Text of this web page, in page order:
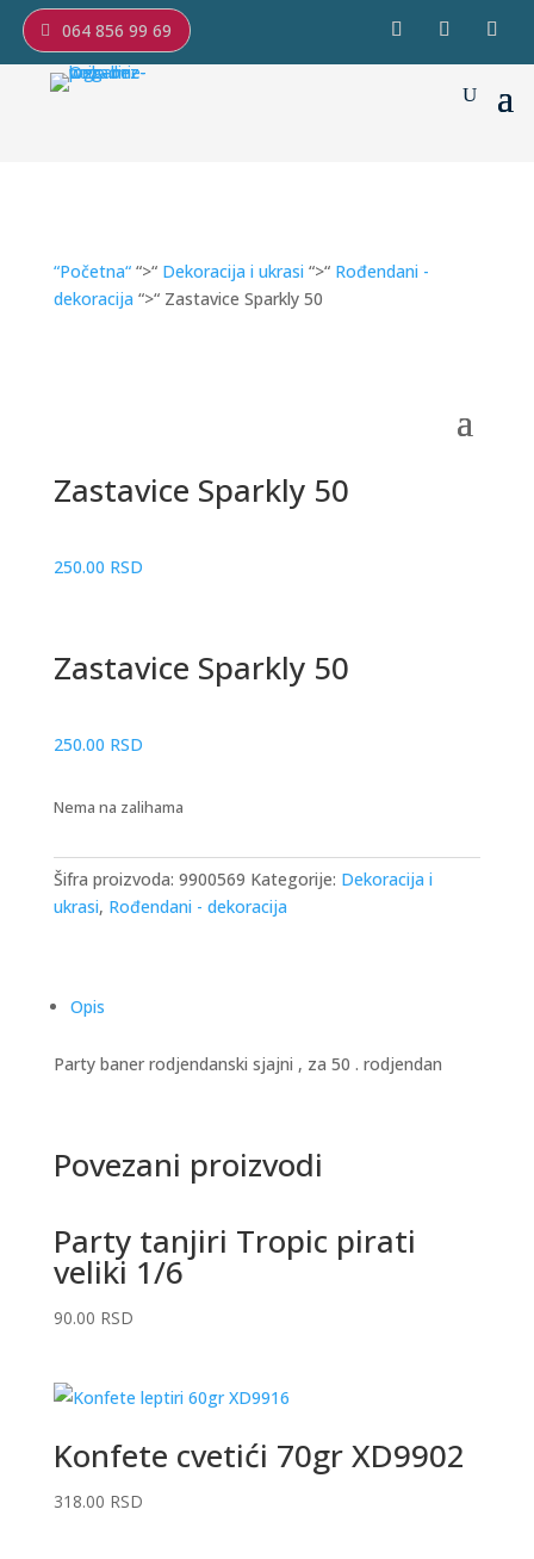
064 856 99 69
“Početna““>“ Dekoracija i ukrasi “>“ Rođendani -
dekoracija “>“ Zastavice Sparkly 50
Zastavice Sparkly 50
250.00 RSD
Zastavice Sparkly 50
250.00 RSD
Nema na zalihama
Šifra proizvoda: 9900569 Kategorije: Dekoracija i
ukrasi, Rođendani - dekoracija
Opis
Party baner rodjendanski sjajni , za 50 . rodjendan
Povezani proizvodi
Party tanjiri Tropic pirati
veliki 1/6
90.00 RSD
Konfete cvetići 70gr XD9902
318.00 RSD